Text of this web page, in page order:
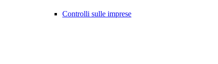
Controlli sulle imprese